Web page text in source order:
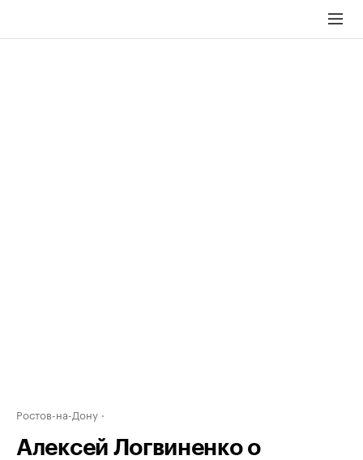
Ростов-на-Дону
Алексей Логвиненко о